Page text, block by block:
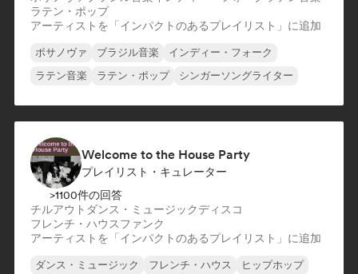
ラテン・ポップ
アーティストを「インパクトのあるプレイリスト」に追加
ボサノヴァ ブラジル音楽
インディー・フォーク
ラテン音楽
ラテン・ポップ シンガーソングライター
Welcome to the House Party
プレイリスト・キュレーター
>1100件の回答
チルアウト ダンス・ミュージックディスコ
フレンチ・ハウスファンク
アーティストを「インパクトのあるプレイリスト」に追加
ダンス・ミュージック フレンチ・ハウス
ヒップホップ